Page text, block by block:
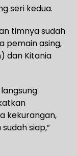
seri kedua.
timnya sudah
pemain asing,
dan Kitania
kekurangan,
siap,”